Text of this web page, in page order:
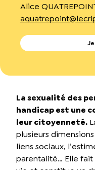
Alice
La sexualité des
handicap est une
leur citoyenneté.
plusieurs
liens sociaux,
parentalité… Elle